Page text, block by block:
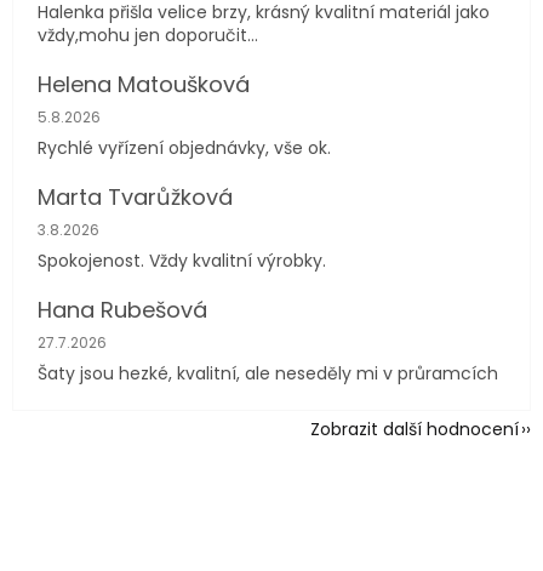
Halenka přišla velice brzy, krásný kvalitní materiál jako
vždy,mohu jen doporučit...
Helena Matoušková
Hodnocení obchodu je 5 z 5 hvězdiček.
5.8.2026
Rychlé vyřízení objednávky, vše ok.
Marta Tvarůžková
Hodnocení obchodu je 5 z 5 hvězdiček.
3.8.2026
Spokojenost. Vždy kvalitní výrobky.
Hana Rubešová
Hodnocení obchodu je 4 z 5 hvězdiček.
27.7.2026
Šaty jsou hezké, kvalitní, ale neseděly mi v průramcích
Zobrazit další hodnocení